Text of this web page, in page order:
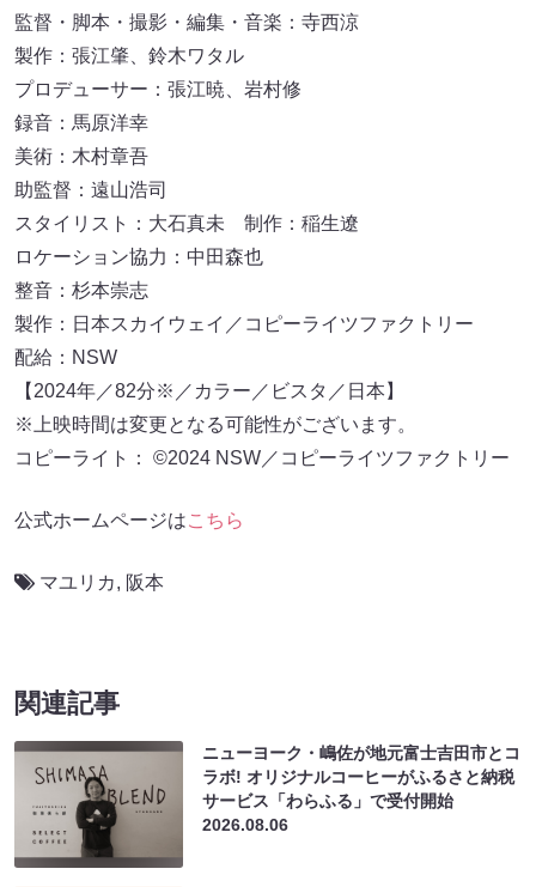
監督・脚本・撮影・編集・音楽：寺西涼
製作：張江肇、鈴木ワタル
プロデューサー：張江暁、岩村修
録音：馬原洋幸
美術：木村章吾
助監督：遠山浩司
スタイリスト：大石真未 制作：稲生遼
ロケーション協力：中田森也
整音：杉本崇志
製作：日本スカイウェイ／コピーライツファクトリー
配給：NSW
【2024年／82分※／カラー／ビスタ／日本】
※上映時間は変更となる可能性がございます。
コピーライト： ©2024 NSW／コピーライツファクトリー
公式ホームページはこちら
マユリカ, 阪本
関連記事
ニューヨーク・嶋佐が地元富士吉田市とコ
ラボ! オリジナルコーヒーがふるさと納税
サービス「わらふる」で受付開始
2026.08.06